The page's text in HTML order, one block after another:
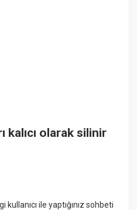
kalıcı olarak silinir
kullanıcı ile yaptığınız sohbeti